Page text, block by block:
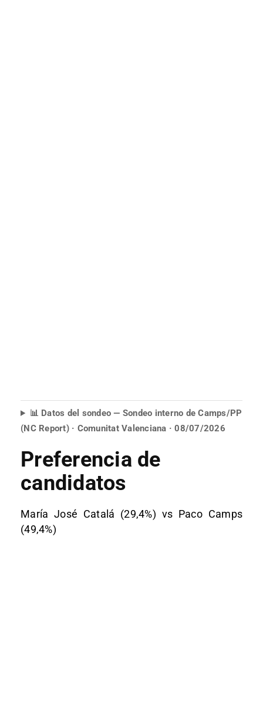
📊 Datos del sondeo — Sondeo interno de Camps/PP
(NC Report) · Comunitat Valenciana · 08/07/2026
Preferencia de
candidatos
María José Catalá (29,4%) vs Paco Camps
(49,4%)